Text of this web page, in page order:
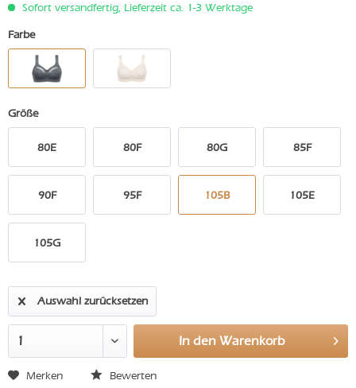
Sofort versandfertig, Lieferzeit ca. 1-3 Werktage
Farbe
Größe
80E 80F 80G 85F
90F 95F 105B 105E
105G
Auswahl zurücksetzen
In den Warenkorb
Merken Bewerten